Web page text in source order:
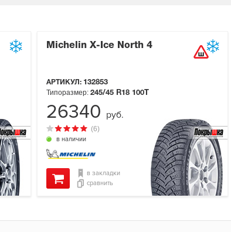
Michelin X-Ice North 4
АРТИКУЛ: 132853
в наличии
(6)
Типоразмер: 245/45 R18 100T
в закладки
сравнить
26340 руб.